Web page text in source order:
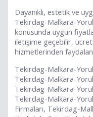
Dayanıklı, estetik ve
Tekirdag-Malkara-
konusunda uygun
iletişime geçebilir,
hizmetlerinden
Tekirdag-Malkara-
Tekirdag-Malkara-
Tekirdag-Malkara-
Tekirdag-Malkara-
Firmaları, Tekirdag-